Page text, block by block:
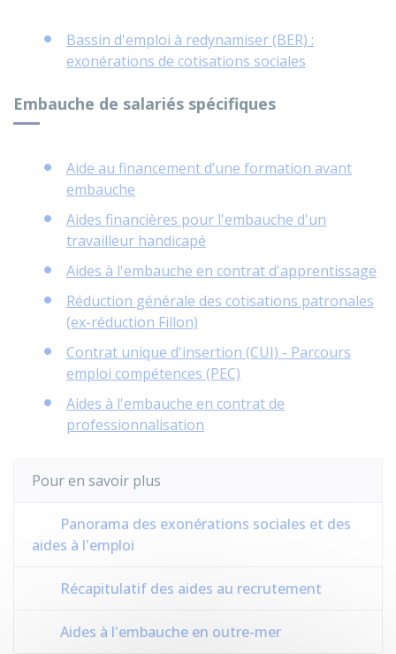
Bassin d'emploi à redynamiser (BER) :
exonérations de cotisations sociales
Embauche de salariés spécifiques
Aide au financement d’une formation avant
embauche
Aides financières pour l'embauche d'un
travailleur handicapé
Aides à l'embauche en contrat d'apprentissage
Réduction générale des cotisations patronales
(ex-réduction Fillon)
Contrat unique d'insertion (CUI) - Parcours
emploi compétences (PEC)
Aides à l'embauche en contrat de
professionnalisation
Pour en savoir plus
Panorama des exonérations sociales et des
aides à l'emploi
Récapitulatif des aides au recrutement
Aides à l'embauche en outre-mer